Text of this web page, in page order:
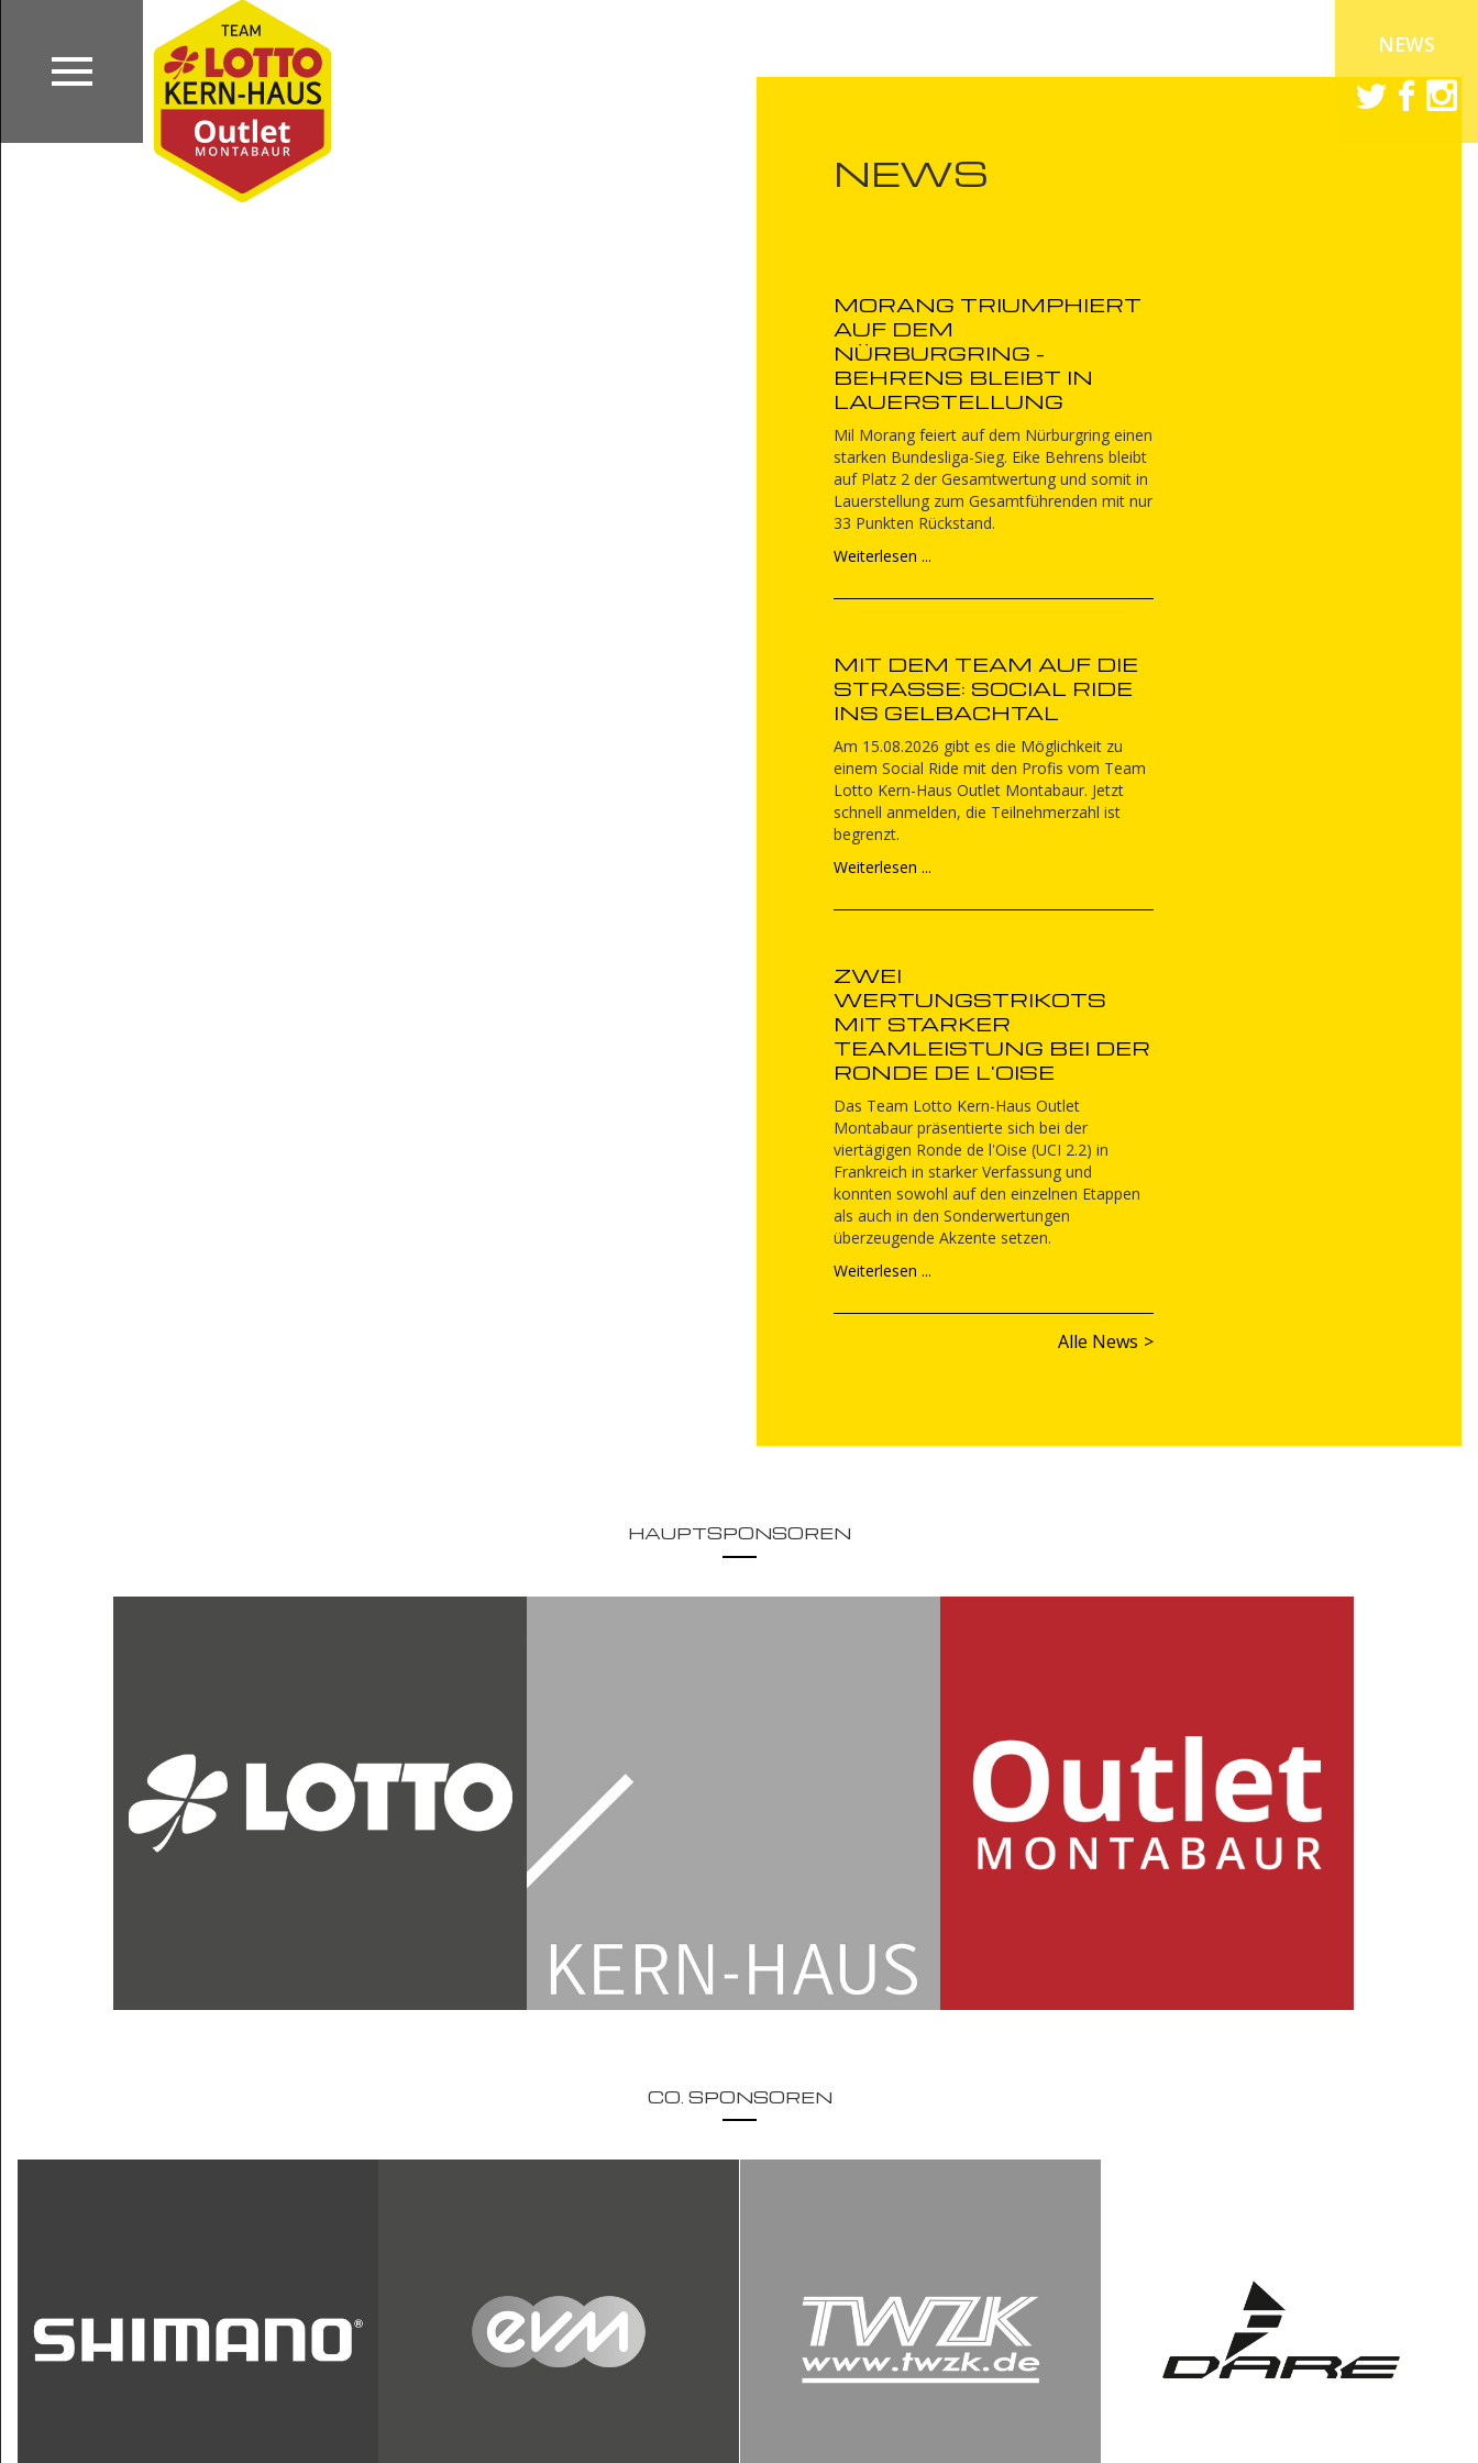
NEWS
NEWS
MORANG TRIUMPHIERT
AUF DEM
NÜRBURGRING -
BEHRENS BLEIBT IN
LAUERSTELLUNG
Mil Morang feiert auf dem Nürburgring einen
starken Bundesliga-Sieg. Eike Behrens bleibt
auf Platz 2 der Gesamtwertung und somit in
Lauerstellung zum Gesamtführenden mit nur
33 Punkten Rückstand.
Weiterlesen ...
MIT DEM TEAM AUF DIE
STRASSE: SOCIAL RIDE I
NS GELBACHTAL
Am 15.08.2026 gibt es die Möglichkeit zu
einem Social Ride mit den Profis vom Team
Lotto Kern-Haus Outlet Montabaur. Jetzt
schnell anmelden, die Teilnehmerzahl ist
begrenzt.
Weiterlesen ...
ZWEI
WERTUNGSTRIKOTS
MIT STARKER
TEAMLEISTUNG BEI DER
RONDE DE L'OISE
Das Team Lotto Kern-Haus Outlet
Montabaur präsentierte sich bei der
viertägigen Ronde de l'Oise (UCI 2.2) in
Frankreich in starker Verfassung und
konnten sowohl auf den einzelnen Etappen
als auch in den Sonderwertungen
überzeugende Akzente setzen.
Weiterlesen ...
Alle News
HAUPTSPONSOREN
CO. SPONSOREN